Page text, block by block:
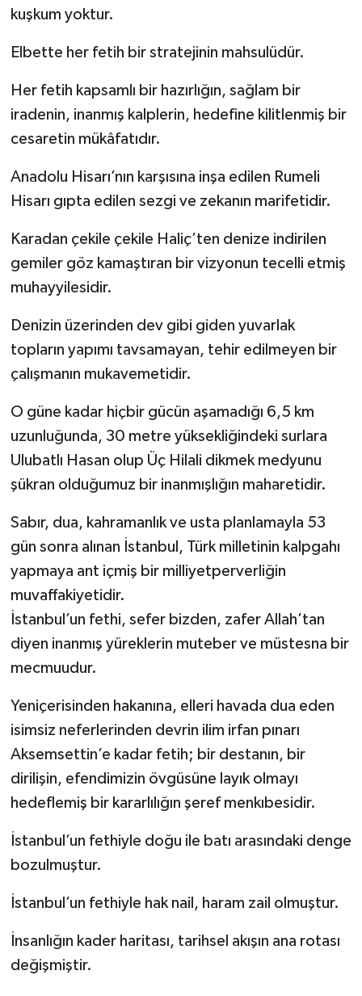
kuşkum yoktur.
Elbette her fetih bir stratejinin mahsulüdür.
Her fetih kapsamlı bir hazırlığın, sağlam bir
iradenin, inanmış kalplerin, hedefine kilitlenmiş bir
cesaretin mükâfatıdır.
Anadolu Hisarı’nın karşısına inşa edilen Rumeli
Hisarı gıpta edilen sezgi ve zekanın marifetidir.
Karadan çekile çekile Haliç’ten denize indirilen
gemiler göz kamaştıran bir vizyonun tecelli etmiş
muhayyilesidir.
Denizin üzerinden dev gibi giden yuvarlak
topların yapımı tavsamayan, tehir edilmeyen bir
çalışmanın mukavemetidir.
O güne kadar hiçbir gücün aşamadığı 6,5 km
uzunluğunda, 30 metre yüksekliğindeki surlara
Ulubatlı Hasan olup Üç Hilali dikmek medyunu
şükran olduğumuz bir inanmışlığın maharetidir.
Sabır, dua, kahramanlık ve usta planlamayla 53
gün sonra alınan İstanbul, Türk milletinin kalpgahı
yapmaya ant içmiş bir milliyetperverliğin
muvaffakiyetidir.
İstanbul’un fethi, sefer bizden, zafer Allah’tan
diyen inanmış yüreklerin muteber ve müstesna bir
mecmuudur.
Yeniçerisinden hakanına, elleri havada dua eden
isimsiz neferlerinden devrin ilim irfan pınarı
Aksemsettin’e kadar fetih; bir destanın, bir
dirilişin, efendimizin övgüsüne layık olmayı
hedeflemiş bir kararlılığın şeref menkıbesidir.
İstanbul’un fethiyle doğu ile batı arasındaki denge
bozulmuştur.
İstanbul’un fethiyle hak nail, haram zail olmuştur.
İnsanlığın kader haritası, tarihsel akışın ana rotası
değişmiştir.